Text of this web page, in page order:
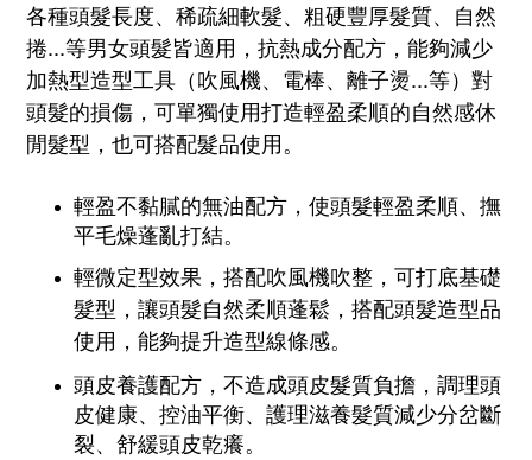
各種頭髮長度、稀疏細軟髮、粗硬豐厚髮質、自然
捲...等男女頭髮皆適用，抗熱成分配方，能夠減少
加熱型造型工具（吹風機、電棒、離子燙...等）對
頭髮的損傷， 可單獨使用打造輕盈柔順的自然感休
閒髮型，也可搭配髮品使用。
輕盈不黏膩的無油配方，使頭髮輕盈柔順、撫
平毛燥蓬亂打結。
輕微定型效果， 搭配吹風機吹整，可打底基礎
髮型，讓頭髮自然柔順蓬鬆，搭配頭髮造型品
使用，能夠提升造型線條感。
頭皮養護配方，不造成頭皮髮質負擔，調理頭
皮健康、控油平衡、護理滋養髮質減少分岔斷
裂、舒緩頭皮乾癢。